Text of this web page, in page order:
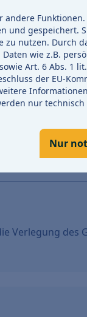
andere
und gespeichert.
nutzen. Durch
wie z.B.
Art. 6 Abs. 1
der EU-
nur technisch
Nur
wir Ihr
Verlegung des